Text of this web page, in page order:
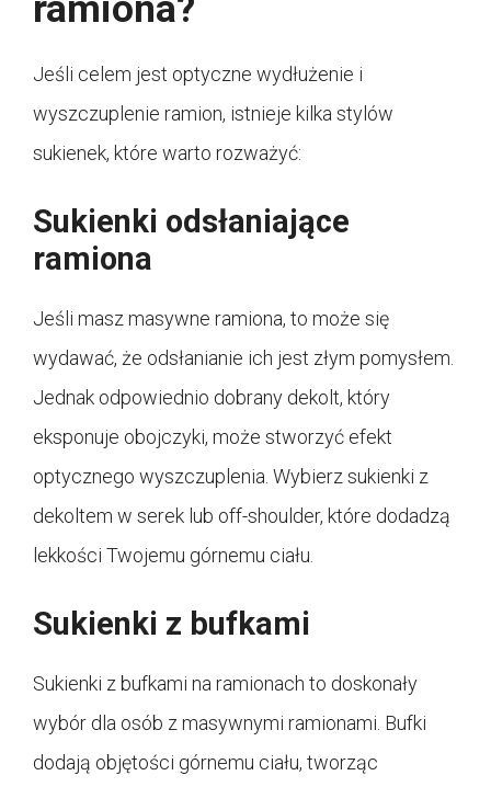
ramiona?
Jeśli celem jest optyczne wydłużenie i
wyszczuplenie ramion, istnieje kilka stylów
sukienek, które warto rozważyć:
Sukienki odsłaniające
ramiona
Jeśli masz masywne ramiona, to może się
wydawać, że odsłanianie ich jest złym pomysłem.
Jednak odpowiednio dobrany dekolt, który
eksponuje obojczyki, może stworzyć efekt
optycznego wyszczuplenia. Wybierz sukienki z
dekoltem w serek lub off-shoulder, które dodadzą
lekkości Twojemu górnemu ciału.
Sukienki z bufkami
Sukienki z bufkami na ramionach to doskonały
wybór dla osób z masywnymi ramionami. Bufki
dodają objętości górnemu ciału, tworząc